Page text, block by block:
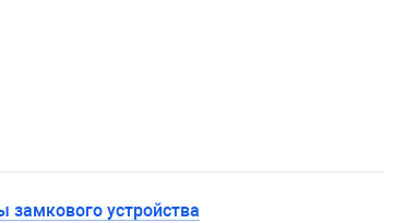
замкового устройства